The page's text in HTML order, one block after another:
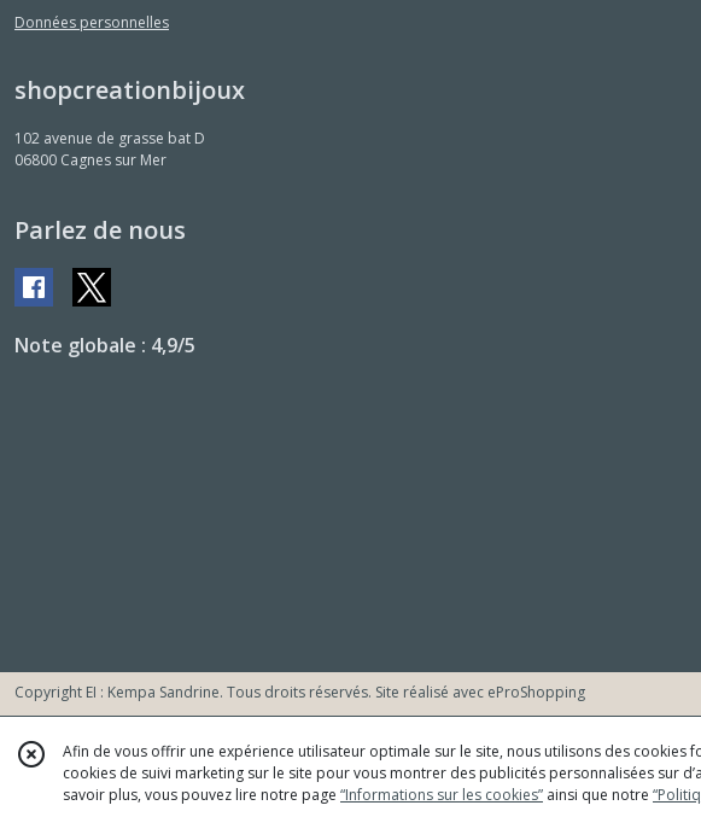
Données personnelles
shopcreationbijoux
102 avenue de grasse bat D
06800 Cagnes sur Mer
Parlez de nous
Note globale : 4,9/5
Copyright EI : Kempa Sandrine. Tous droits réservés. Site réalisé avec eProShopping
Afin de vous offrir une expérience utilisateur optimale sur le site, nous utilisons des cookies
cookies de suivi marketing sur le site pour vous montrer des publicités personnalisées sur
savoir plus, vous pouvez lire notre page “Informations sur les cookies” ainsi que notre